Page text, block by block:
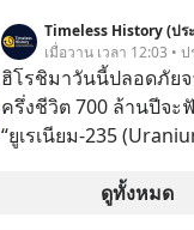
ความสุขนั้นกลับอยู่กับเราได้ไ
ฐานของมนุษย์ที่
ปรัชญาชาวเยอรมันเค
ก่อน แล้วเราจะหยุดวง
ความสุขที่ยั่งยืนได้อย่
สต์ 5M EP. นี้ #goodtime #5minutespodcast
Timeless History (ปร
เมื่อวาน เวลา 12:03 •
ฮิโรชิมาวันนี้ปลอดภัยจ
ครึ่งชีวิต 700 ล้านปีจะ
“ยูเรเนียม-235
หลักที่ทำให้ยูเรเนียม
ดูทั้งหมด